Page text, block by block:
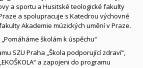
a sportu a Husitské teologické fakulty
a spolupracuje s Katedrou výchovné
Akademie múzických umění v Praze.
školám k úspěchu“
SZU Praha „Škola podporující zdraví“,
a zapojeni do programu